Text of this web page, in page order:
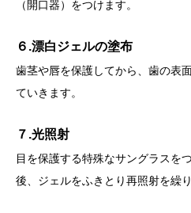
（開口器）をつけます。
６.漂白ジェルの塗布
歯茎や唇を保護してから、歯の表
ていきます。
７.光照射
目を保護する特殊なサングラスを
後、ジェルをふきとり再照射を繰り